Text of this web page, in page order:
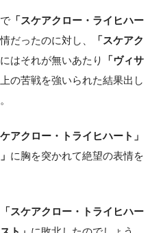
「スケアクロー・ライヒハー
だったのに対し、
「スケアク
はそれが無いあたり
「ヴィサ
の苦戦を強いられた結果出し
ケアクロー・トライヒハート」
に胸を突かれて絶望の表情を
「スケアクロー・トライヒハー